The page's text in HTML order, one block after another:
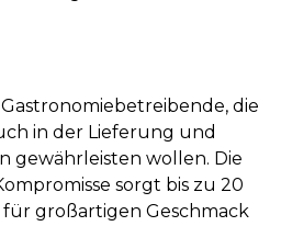
die
in der Lieferung und
gewährleisten wollen. Die
sorgt bis zu 20
großartigen Geschmack